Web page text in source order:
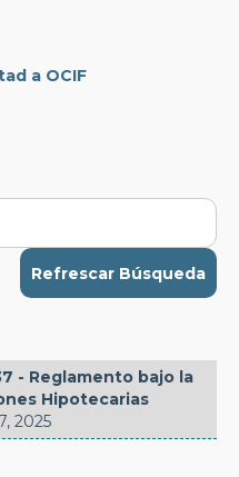
a OCIF
Refrescar Búsqueda
- Reglamento bajo la
Hipotecarias
2025